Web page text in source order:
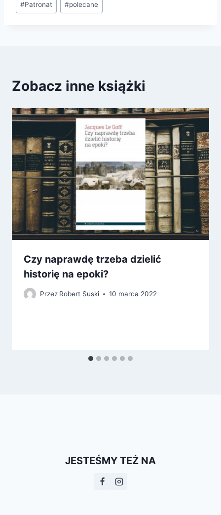
#Patronat #polecane
Zobacz inne książki
Czy naprawdę trzeba dzielić
historię na epoki?
Przez Robert Suski 10 marca 2022
JESTEŚMY TEŻ NA